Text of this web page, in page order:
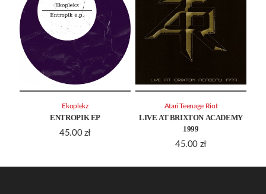
ENTROPIK EP
45.00 zł
Ekoplekz
LIVE AT BRIXTON ACADEMY
1999
45.00 zł
Atari Teenage Riot